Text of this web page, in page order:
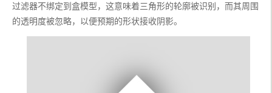
过滤器不绑定到盒模型，这意味着三角形的轮廓被识别，而其周围
的透明度被忽略，以便预期的形状接收阴影。